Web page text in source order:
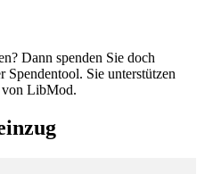
Dann spenden Sie doch
Spendentool. Sie unter­stützen
von LibMod.